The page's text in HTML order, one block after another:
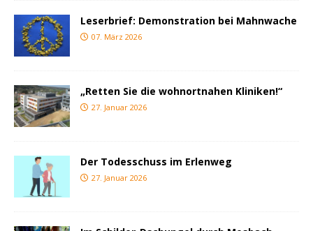
Leserbrief: Demonstration bei Mahnwache
07. März 2026
„Retten Sie die wohnortnahen Kliniken!“
27. Januar 2026
Der Todesschuss im Erlenweg
27. Januar 2026